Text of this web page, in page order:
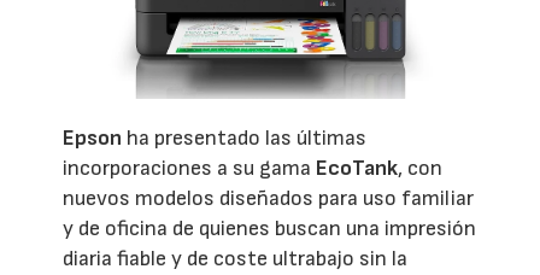
Epson ha presentado las últimas
incorporaciones a su gama EcoTank, con
nuevos modelos diseñados para uso familiar
y de oficina de quienes buscan una impresión
diaria fiable y de coste ultrabajo sin la